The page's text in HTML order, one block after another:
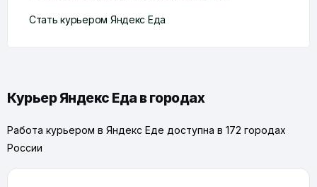
Стать курьером Яндекс Еда
Курьер Яндекс Еда в городах
Работа курьером в Яндекс Еде доступна в 172 городах
России